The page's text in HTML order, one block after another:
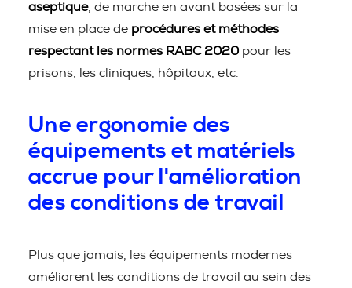
aseptique, de marche en avant basées sur la
mise en place de procédures et méthodes
respectant les normes RABC 2020 pour les
prisons, les cliniques, hôpitaux, etc.
Une ergonomie des
équipements et matériels
accrue pour l'amélioration
des conditions de travail
Plus que jamais, les équipements modernes
améliorent les conditions de travail au sein des